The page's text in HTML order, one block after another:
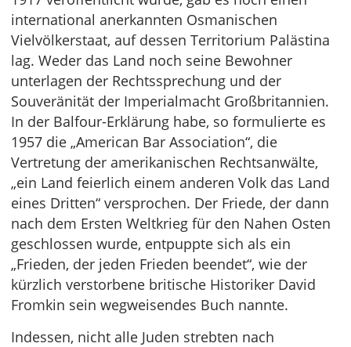
international anerkannten Osmanischen
Vielvölkerstaat, auf dessen Territorium Palästina
lag. Weder das Land noch seine Bewohner
unterlagen der Rechtssprechung und der
Souveränität der Imperialmacht Großbritannien.
In der Balfour-Erklärung habe, so formulierte es
1957 die „American Bar Association“, die
Vertretung der amerikanischen Rechtsanwälte,
„ein Land feierlich einem anderen Volk das Land
eines Dritten“ versprochen. Der Friede, der dann
nach dem Ersten Weltkrieg für den Nahen Osten
geschlossen wurde, entpuppte sich als ein
„Frieden, der jeden Frieden beendet“, wie der
kürzlich verstorbene britische Historiker David
Fromkin sein wegweisendes Buch nannte.
Indessen, nicht alle Juden strebten nach